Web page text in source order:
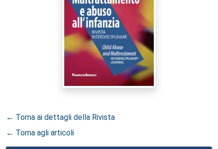
← Torna ai dettagli della Rivista
← Torna agli articoli